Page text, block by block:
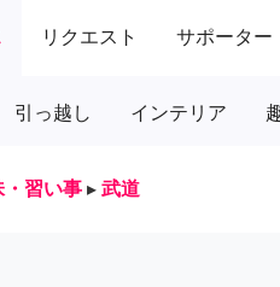
リクエスト サポーター
引っ越し インテリア
・習い事 ▸ 武道